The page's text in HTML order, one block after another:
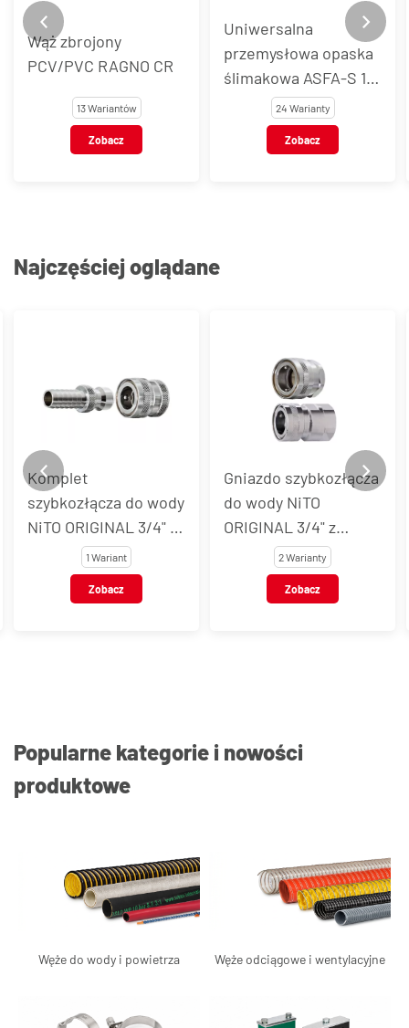
Wąż zbrojony
PCV/PVC RAGNO CR
13 Wariantów
Zobacz
Uniwersalna
przemysłowa opaska
ślimakowa ASFA-S 12
mm, stal węglowa
24 Warianty
Zobacz
Najczęściej oglądane
Komplet
szybkozłącza do wody
NiTO ORIGINAL 3/4" z
gwintem
wewnętrznym BSP i
końcówką do węża,
1 Wariant
Zobacz
Gniazdo szybkozłącza
do wody NiTO
ORIGINAL 3/4" z
gwintem
wewnętrznym BSP,
mosiądz chromowany
2 Warianty
Zobacz
Popularne kategorie i nowości
produktowe
Węże do wody i powietrza Węże odciągowe i wentylacyjne